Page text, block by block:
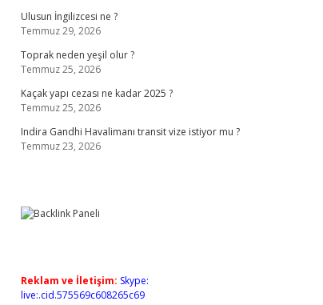
Ulusun İngilizcesi ne ?
Temmuz 29, 2026
Toprak neden yeşil olur ?
Temmuz 25, 2026
Kaçak yapı cezası ne kadar 2025 ?
Temmuz 25, 2026
Indira Gandhi Havalimanı transit vize istiyor mu ?
Temmuz 23, 2026
Reklam ve İletişim: Skype:
live:.cid.575569c608265c69